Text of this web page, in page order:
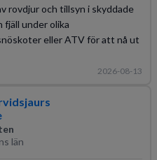
rovdjur och tillsyn i skyddade
fjäll under olika
eller ATV för att nå ut
2026-08-13
län